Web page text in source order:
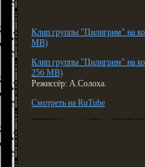
Клип группы "Пилигрим" на
MB)
Клип группы "Пилигрим" на
256 MB)
Режиссёр: А.Солоха.
Смотреть на RuTube